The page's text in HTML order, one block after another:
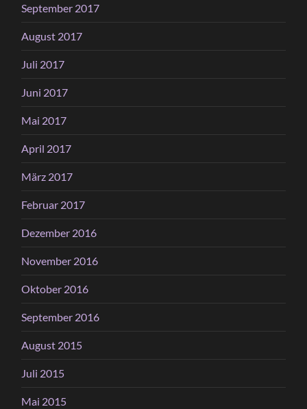
September 2017
August 2017
Juli 2017
Juni 2017
Mai 2017
April 2017
März 2017
Februar 2017
Dezember 2016
November 2016
Oktober 2016
September 2016
August 2015
Juli 2015
Mai 2015